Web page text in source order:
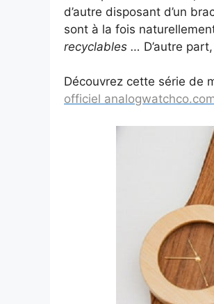
d’autre disposant d’un
sont à la fois
recyclables … D’autre
Découvrez cette série de
officiel